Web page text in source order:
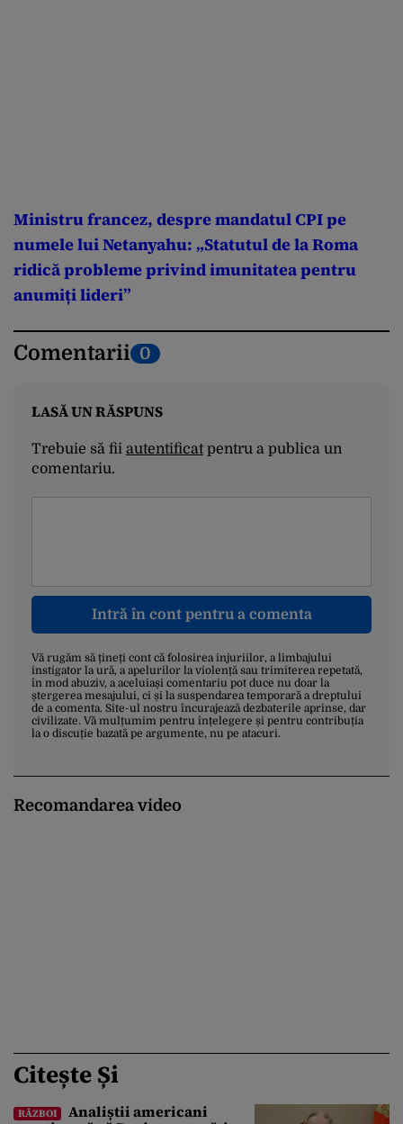
Ministru francez, despre mandatul CPI pe
numele lui Netanyahu: „Statutul de la Roma
ridică probleme privind imunitatea pentru
anumiți lideri”
Comentarii 0
LASĂ UN RĂSPUNS
Trebuie să fii autentificatpentru a publica un
comentariu.
Intră în cont pentru a comenta
Vă rugăm să țineți cont că folosirea injuriilor, a limbajului
instigator la ură, a apelurilor la violență sau trimiterea repetată,
în mod abuziv, a aceluiași comentariu pot duce nu doar la
ștergerea mesajului, ci și la suspendarea temporară a dreptului
de a comenta. Site-ul nostru încurajează dezbaterile aprinse, dar
civilizate. Vă mulțumim pentru înțelegere și pentru contribuția
la o discuție bazată pe argumente, nu pe atacuri.
Recomandarea video
Citește Și
RĂZBOI
Analiștii americani